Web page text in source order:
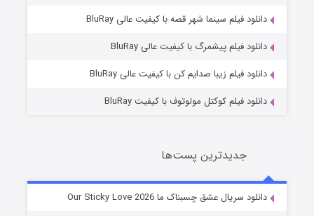
شوهر
دانلود فیلم سینما شهر قصه با کیفیت عالی BluRay
دانلود فیلم پیشمرگ با کیفیت عالی BluRay
دانلود فیلم زیبا صدایم کن با کیفیت عالی BluRay
دانلود فیلم کوکتل مولوتوف با کیفیت BluRay
جدیدترین پست‌ها
دانلود سریال عشق چسبناک ما Our Sticky Love 2026